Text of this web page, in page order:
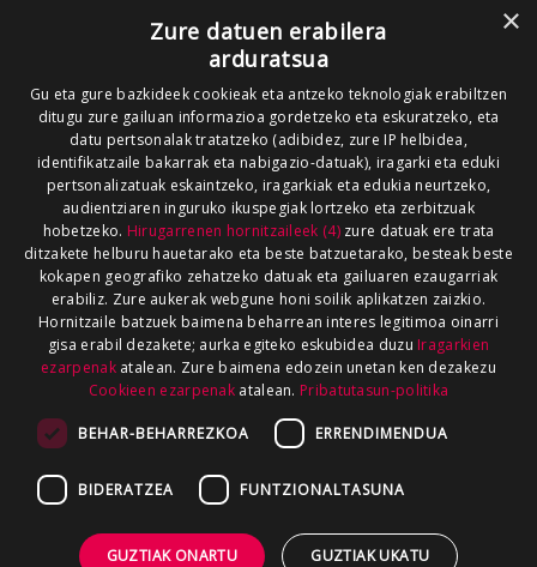
×
Zure datuen erabilera
arduratsua
Gu eta gure bazkideek cookieak eta antzeko teknologiak erabiltzen
ditugu zure gailuan informazioa gordetzeko eta eskuratzeko, eta
datu pertsonalak tratatzeko (adibidez, zure IP helbidea,
identifikatzaile bakarrak eta nabigazio-datuak), iragarki eta eduki
pertsonalizatuak eskaintzeko, iragarkiak eta edukia neurtzeko,
audientziaren inguruko ikuspegiak lortzeko eta zerbitzuak
hobetzeko. Hirugarrenen hornitzaileek (4)zure datuak ere trata
ditzakete helburu hauetarako eta beste batzuetarako, besteak beste
kokapen geografiko zehatzeko datuak eta gailuaren ezaugarriak
erabiliz. Zure aukerak webgune honi soilik aplikatzen zaizkio.
Hornitzaile batzuek baimena beharrean interes legitimoa oinarri
gisa erabil dezakete; aurka egiteko eskubidea duzu Iragarkien
ezarpenakatalean. Zure baimena edozein unetan ken dezakezu
Cookieen ezarpenak atalean. Pribatutasun-politika
BEHAR-BEHARREZKOA ERRENDIMENDUA
BIDERATZEA FUNTZIONALTASUNA
GUZTIAK ONARTU GUZTIAK UKATU